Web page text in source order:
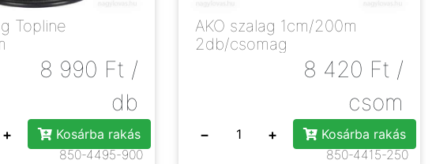
Topline
8 990 Ft /
db
+
Kosárba rakás
850-4495-900
AKO szalag 1cm/200m
2db/csomag
8 420 Ft /
csom
− +
Kosárba rakás
850-4415-250